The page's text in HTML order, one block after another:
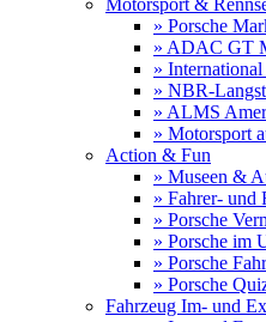
Motorsport &
» Porsche
» ADAC GT
»
» NBR-
» ALMS
» Motorsport
Action & Fun
» Museen &
» Fahrer- und
» Porsche
» Porsche im
» Porsche
» Porsche
Fahrzeug Im- und